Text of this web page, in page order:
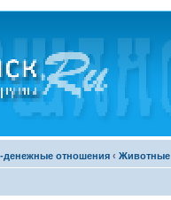
денежные отношения ‹ Животные